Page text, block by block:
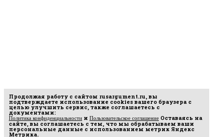
Продолжая работу с сайтом rusargument.ru, вы
подтверждаете использование cookies вашего браузера с
целью улучшить сервис, также соглашаетесь с
документами:
Политика конфиденциальности и Пользовательское соглашение Оставаясь на
сайте, вы соглашаетесь с тем, что мы обрабатываем ваши
персональные данные с использованием метрик Яндекс
Метрика.